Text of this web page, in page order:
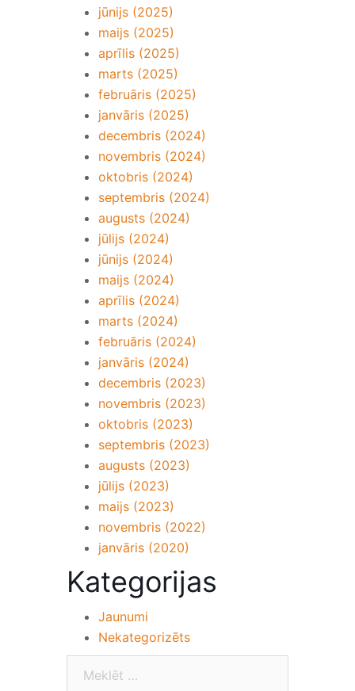
jūnijs (2025)
maijs (2025)
aprīlis (2025)
marts (2025)
februāris (2025)
janvāris (2025)
decembris (2024)
novembris (2024)
oktobris (2024)
septembris (2024)
augusts (2024)
jūlijs (2024)
jūnijs (2024)
maijs (2024)
aprīlis (2024)
marts (2024)
februāris (2024)
janvāris (2024)
decembris (2023)
novembris (2023)
oktobris (2023)
septembris (2023)
augusts (2023)
jūlijs (2023)
maijs (2023)
novembris (2022)
janvāris (2020)
Kategorijas
Jaunumi
Nekategorizēts